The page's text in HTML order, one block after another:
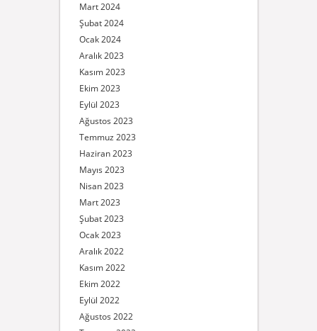
Mart 2024
Şubat 2024
Ocak 2024
Aralık 2023
Kasım 2023
Ekim 2023
Eylül 2023
Ağustos 2023
Temmuz 2023
Haziran 2023
Mayıs 2023
Nisan 2023
Mart 2023
Şubat 2023
Ocak 2023
Aralık 2022
Kasım 2022
Ekim 2022
Eylül 2022
Ağustos 2022